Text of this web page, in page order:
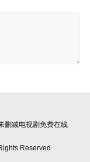
删减电视剧免费在线
Reserved